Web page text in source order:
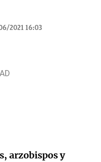
2021 16:03
arzobispos y